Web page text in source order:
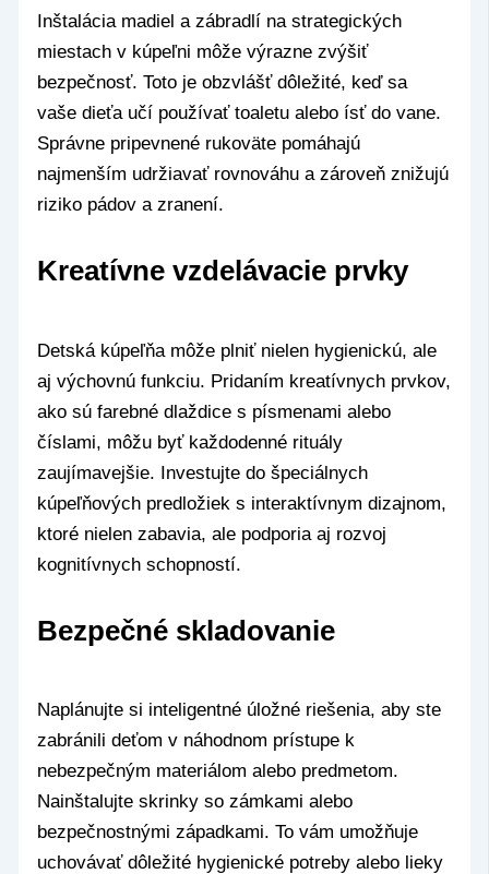
Inštalácia madiel a zábradlí na strategických
miestach v kúpeľni môže výrazne zvýšiť
bezpečnosť. Toto je obzvlášť dôležité, keď sa
vaše dieťa učí používať toaletu alebo ísť do vane.
Správne pripevnené rukoväte pomáhajú
najmenším udržiavať rovnováhu a zároveň znižujú
riziko pádov a zranení.
Kreatívne vzdelávacie prvky
Detská kúpeľňa môže plniť nielen hygienickú, ale
aj výchovnú funkciu. Pridaním kreatívnych prvkov,
ako sú farebné dlaždice s písmenami alebo
číslami, môžu byť každodenné rituály
zaujímavejšie. Investujte do špeciálnych
kúpeľňových predložiek s interaktívnym dizajnom,
ktoré nielen zabavia, ale podporia aj rozvoj
kognitívnych schopností.
Bezpečné skladovanie
Naplánujte si inteligentné úložné riešenia, aby ste
zabránili deťom v náhodnom prístupe k
nebezpečným materiálom alebo predmetom.
Nainštalujte skrinky so zámkami alebo
bezpečnostnými západkami. To vám umožňuje
uchovávať dôležité hygienické potreby alebo lieky